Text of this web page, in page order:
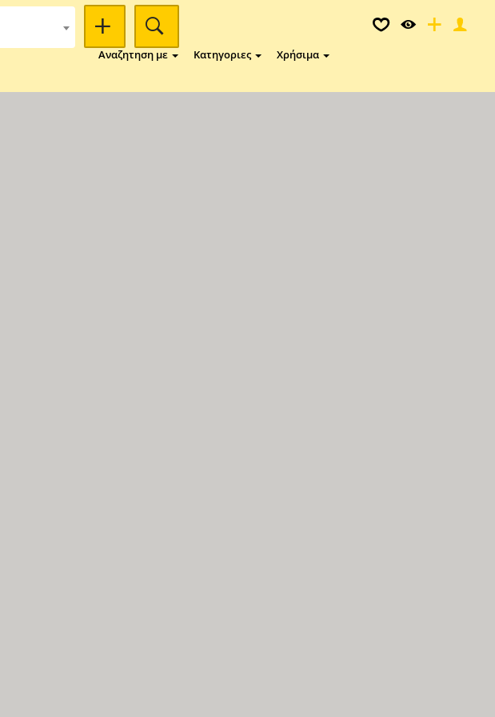
Αναζητηση με Κατηγοριες Χρήσιμα